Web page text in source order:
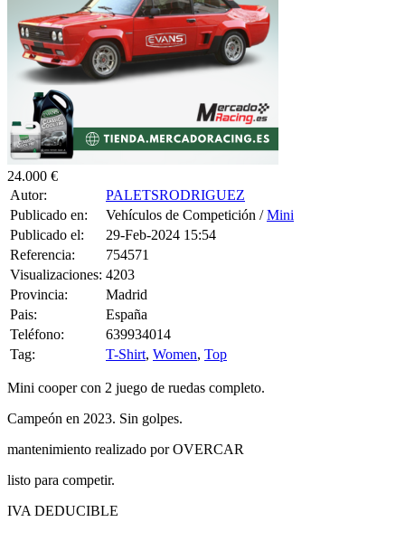
24.000 €
Autor:
Publicado en:
Vehículos de Competición /
Publicado el:
29-Feb-2024 15:54
Referencia:
754571
Visualizaciones:
4203
Provincia:
Madrid
Pais:
España
Teléfono:
639934014
Tag:
T-Shirt,Women
Mini cooper con 2 juego de ruedas completo.
Campeón en 2023. Sin golpes.
mantenimiento realizado por OVERCAR
listo para competir.
IVA DEDUCIBLE